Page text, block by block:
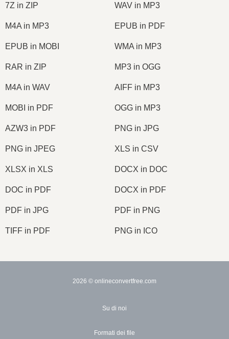
7Z in ZIP WAV in MP3
M4A in MP3 EPUB in PDF
EPUB in MOBI WMA in MP3
RAR in ZIP MP3 in OGG
M4A in WAV AIFF in MP3
MOBI in PDF OGG in MP3
AZW3 in PDF PNG in JPG
PNG in JPEG XLS in CSV
XLSX in XLS DOCX in DOC
DOC in PDF DOCX in PDF
PDF in JPG PDF in PNG
TIFF in PDF PNG in ICO
2026 © onlineconvertfree.com
Su di noi
Formati dei file